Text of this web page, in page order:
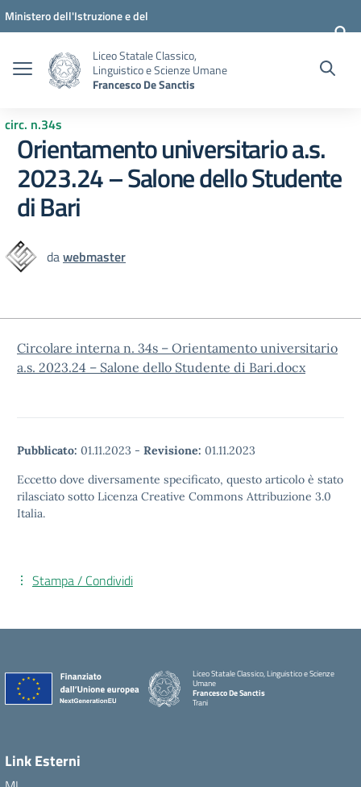
Vai ai contenuti
Vai al menu di navigazione
Vai al footer
Ministero dell'Istruzione e del
Liceo Statale Classico,
Linguistico e Scienze Umane
Francesco De Sanctis
circ. n.34s
Orientamento universitario a.s.
2023.24 – Salone dello Studente
di Bari
dawebmaster
Circolare interna n. 34s – Orientamento universitario
a.s. 2023.24 – Salone dello Studente di Bari.docx
Pubblicato: 01.11.2023 - Revisione: 01.11.2023
Eccetto dove diversamente specificato, questo articolo è stato
rilasciato sotto Licenza Creative Commons Attribuzione 3.0
Italia.
Stampa / Condividi
Liceo Statale Classico, Linguistico e Scienze
Umane
Francesco De Sanctis
Trani
Link Esterni